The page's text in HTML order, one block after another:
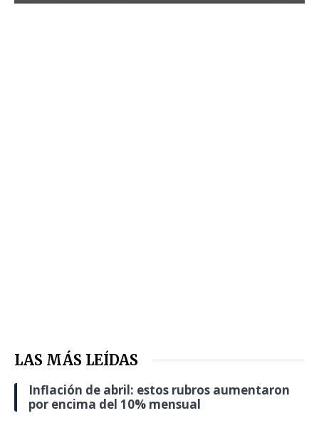
LAS MÁS LEÍDAS
Inflación de abril: estos rubros aumentaron
por encima del 10% mensual